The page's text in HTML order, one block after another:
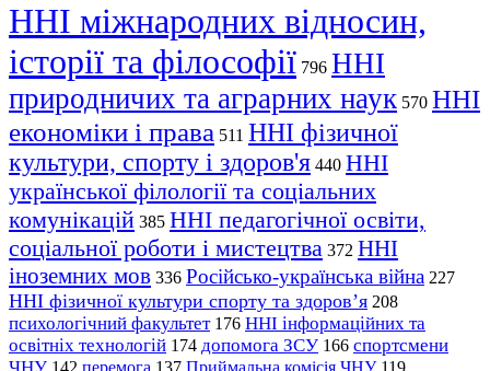
ННІ міжнародних відносин,
історії та філософії 796 ННІ
природничих та аграрних наук 570 ННІ
економіки і права 511 ННІ фізичної
культури, спорту і здоров'я 440 ННІ
української філології та соціальних
комунікацій 385 ННІ педагогічної освіти,
соціальної роботи і мистецтва 372 ННІ
іноземних мов 336 Російсько-українська війна 227
ННІ фізичної культури спорту та здоров’я 208
психологічний факультет 176 ННІ інформаційних та
освітніх технологій 174 допомога ЗСУ 166 спортсмени
142 137 Приймальна комісія ЧНУ 119